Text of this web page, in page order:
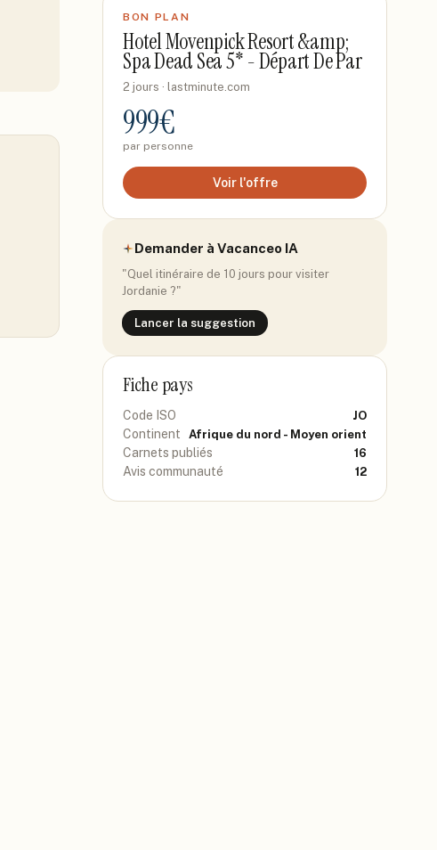
BON PLAN
Hotel Movenpick Resort &amp;
Spa Dead Sea 5* - Départ De Par
2 jours · lastminute.com
999€
par personne
Voir l'offre
Demander à Vacanceo IA
"Quel itinéraire de 10 jours pour visiter
Jordanie ?"
Lancer la suggestion
Fiche pays
Code ISO JO
Continent Afrique du nord - Moyen orient
Carnets publiés 16
Avis communauté 12